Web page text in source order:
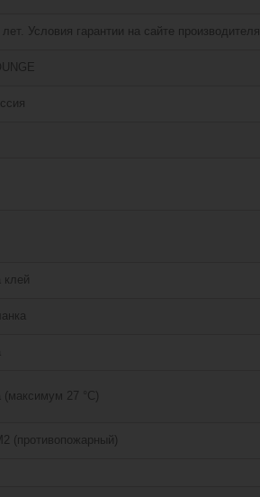
лет. Условия гарантии на сайте производителя.
клей
(максимум 27 °C)
(противопожарный)